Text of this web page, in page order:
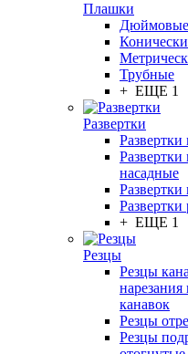
Плашки
Дюймовые
Трубные
+ ЕЩЕ 1
Развертки
насадные
+ ЕЩЕ 1
Резцы
Резцы
канавок
Резцы
Резцы